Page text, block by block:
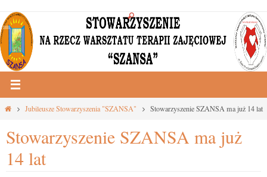
Przejdź
do
treści
StronaJubileusze Stowarzyszenia "SZANSA" Stowarzyszenie SZANSA ma już 14 lat
Stowarzyszenie SZANSA ma już
14 lat